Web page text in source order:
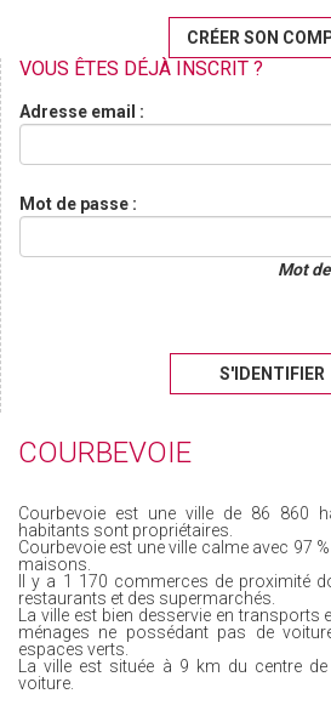
CRÉER SON
VOUS ÊTES DÉJÀ INSCRIT ?
Adresse email :
Mot de passe :
Mot
S'IDENTIFIER
COURBEVOIE
Courbevoie est une ville de 86 860
habitants sont propriétaires.
Courbevoie est une ville calme avec 97
maisons.
Il y a 1 170 commerces de proximité
restaurants et des supermarchés.
La ville est bien desservie en transports
ménages ne possédant pas de
espaces verts.
La ville est située à 9 km du centre
voiture.